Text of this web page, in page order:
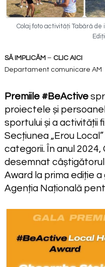
Colaj foto activități Tabără
SĂ IMPLICĂM – CLIC AICI
Departament comunicare AM
Premiile #BeActive
proiectele și
sportului și a activității
Secțiunea „Erou
categorii. În anul
desemnat
Award la prima ediție
Agenția Națională